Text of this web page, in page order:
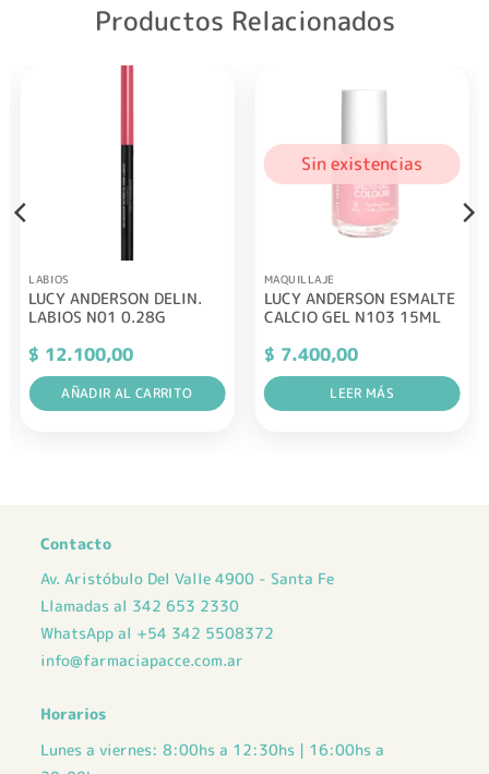
Productos Relacionados
LABIOS
LUCY ANDERSON DELIN.
LABIOS N01 0.28G
$ 12.100,00
AÑADIR AL CARRITO
Sin existencias
MAQUILLAJE
LUCY ANDERSON ESMALTE
CALCIO GEL N103 15ML
$ 7.400,00
LEER MÁS
Contacto
Av. Aristóbulo Del Valle 4900 - Santa Fe
Llamadas al 342 653 2330
WhatsApp al +54 342 5508372
info@farmaciapacce.com.ar
Horarios
Lunes a viernes: 8:00hs a 12:30hs | 16:00hs a